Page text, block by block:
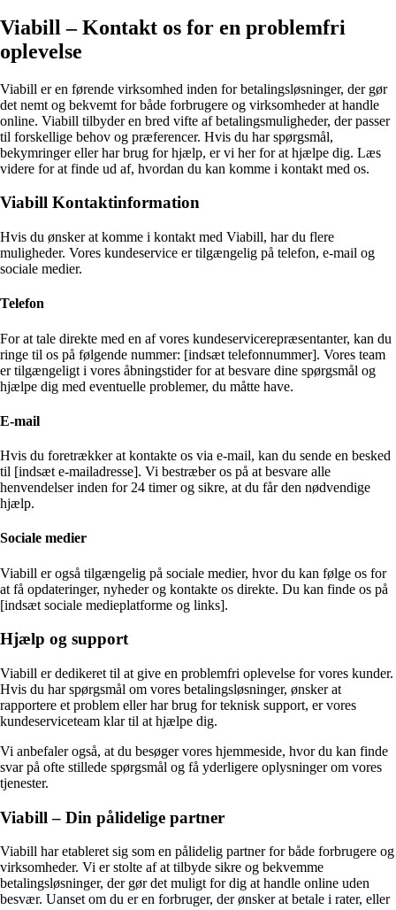
Viabill – Kontakt os for en problemfri
oplevelse
Viabill er en førende virksomhed inden for betalingsløsninger, der gør
det nemt og bekvemt for både forbrugere og virksomheder at handle
online. Viabill tilbyder en bred vifte af betalingsmuligheder, der passer
til forskellige behov og præferencer. Hvis du har spørgsmål,
bekymringer eller har brug for hjælp, er vi her for at hjælpe dig. Læs
videre for at finde ud af, hvordan du kan komme i kontakt med os.
Viabill Kontaktinformation
Hvis du ønsker at komme i kontakt med Viabill, har du flere
muligheder. Vores kundeservice er tilgængelig på telefon, e-mail og
sociale medier.
Telefon
For at tale direkte med en af vores kundeservicerepræsentanter, kan du
ringe til os på følgende nummer: [indsæt telefonnummer]. Vores team
er tilgængeligt i vores åbningstider for at besvare dine spørgsmål og
hjælpe dig med eventuelle problemer, du måtte have.
E-mail
Hvis du foretrækker at kontakte os via e-mail, kan du sende en besked
til [indsæt e-mailadresse]. Vi bestræber os på at besvare alle
henvendelser inden for 24 timer og sikre, at du får den nødvendige
hjælp.
Sociale medier
Viabill er også tilgængelig på sociale medier, hvor du kan følge os for
at få opdateringer, nyheder og kontakte os direkte. Du kan finde os på
[indsæt sociale medieplatforme og links].
Hjælp og support
Viabill er dedikeret til at give en problemfri oplevelse for vores kunder.
Hvis du har spørgsmål om vores betalingsløsninger, ønsker at
rapportere et problem eller har brug for teknisk support, er vores
kundeserviceteam klar til at hjælpe dig.
Vi anbefaler også, at du besøger vores hjemmeside, hvor du kan finde
svar på ofte stillede spørgsmål og få yderligere oplysninger om vores
tjenester.
Viabill – Din pålidelige partner
Viabill har etableret sig som en pålidelig partner for både forbrugere og
virksomheder. Vi er stolte af at tilbyde sikre og bekvemme
betalingsløsninger, der gør det muligt for dig at handle online uden
besvær. Uanset om du er en forbruger, der ønsker at betale i rater, eller